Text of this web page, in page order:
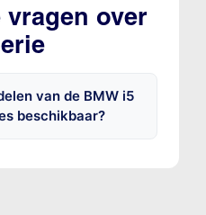
vragen over
van de BMW i5
beschikbaar?